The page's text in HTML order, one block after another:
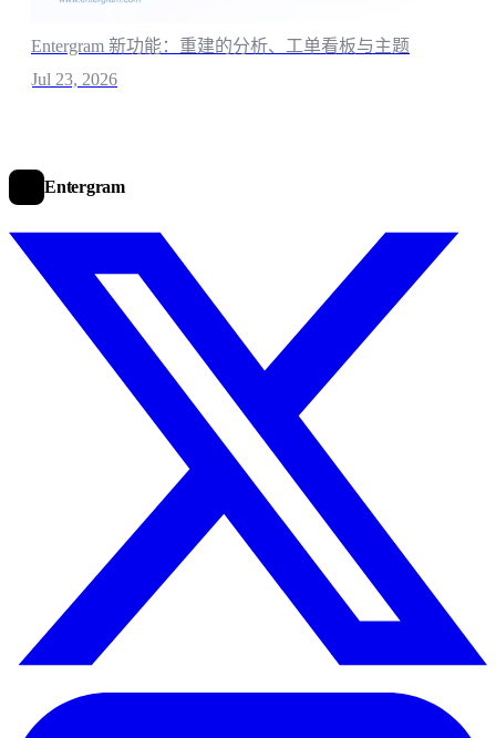
Entergram 新功能：重建的分析、工单看板与主题
Jul 23, 2026
Entergram